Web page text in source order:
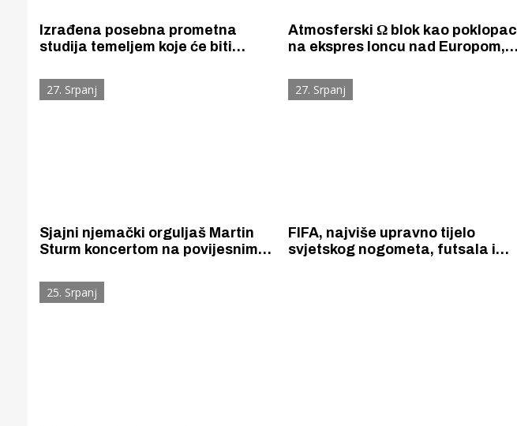
Izrađena posebna prometna
studija temeljem koje će biti
regulacija prometa na širem
području grada Šibenika za
Atmosferski Ω blok kao poklopac
na ekspres loncu nad Europom,
temperature koje mogu dugo
trajati. U Dalmaciju Ω stiže s 35°
27. Srpanj
Sjajni njemački orguljaš Martin
Sturm koncertom na povijesnim
33.Orguljašku školu
27. Srpanj
FIFA, najviše upravno tijelo
svjetskog nogometa, futsala i
25. Srpanj